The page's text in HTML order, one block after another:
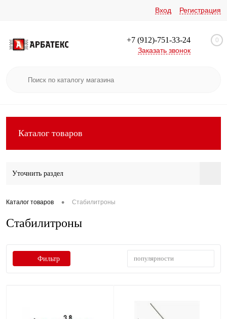
Вход Регистрация
+7 (912)-751-33-24
Заказать звонок
0
Каталог товаров
Уточнить раздел
Каталог товаров • Стабилитроны
Стабилитроны
Фильтр популярности